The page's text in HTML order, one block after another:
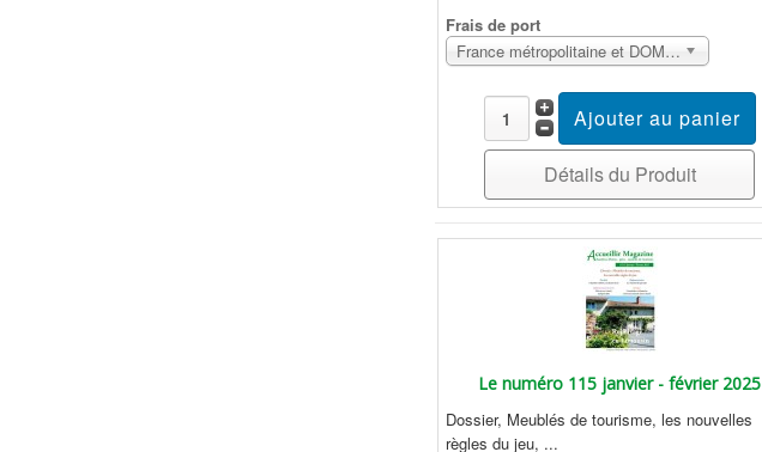
Frais de port
France métropolitaine et DOM Sans surcoût
Détails du Produit
Le numéro 115 janvier - février 2025
Dossier, Meublés de tourisme, les nouvelles
règles du jeu, ...